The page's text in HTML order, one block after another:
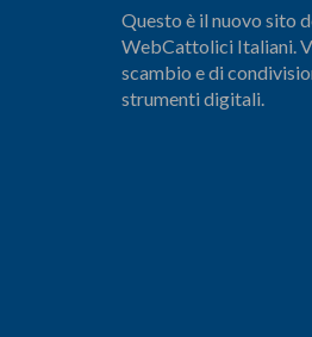
Questo è il nuovo sito
WebCattolici Italiani.
scambio e di
strumenti digitali.